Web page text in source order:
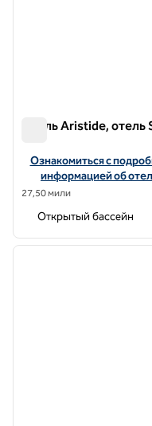
Отель Aristide, отель
Посмотреть
Ознакомиться с
информацией об
27,50 мили
Открытый бассейн
1 из 12